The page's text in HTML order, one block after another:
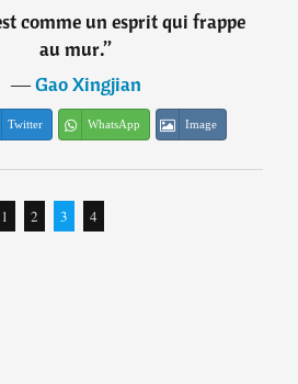
comme un esprit qui frappe
au mur.”
―Gao Xingjian
Twitter WhatsApp Image
1 2 3 4